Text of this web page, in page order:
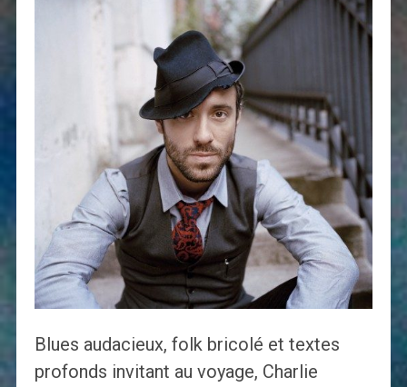
Blues audacieux, folk bricolé et textes
profonds invitant au voyage, Charlie